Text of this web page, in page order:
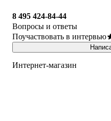
8 495 424-84-44
Вопросы и ответы
Поучаствовать в интервью
Интернет-магазин